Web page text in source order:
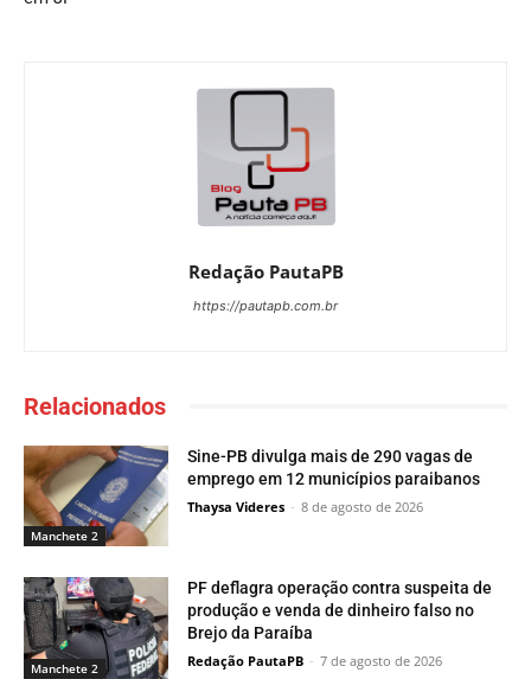
Redação PautaPB
https://pautapb.com.br
Relacionados
Manchete 2
Sine-PB divulga mais de 290 vagas de
emprego em 12 municípios paraibanos
Thaysa Videres - 8 de agosto de 2026
Manchete 2
PF deflagra operação contra suspeita de
produção e venda de dinheiro falso no
Brejo da Paraíba
Redação PautaPB - 7 de agosto de 2026